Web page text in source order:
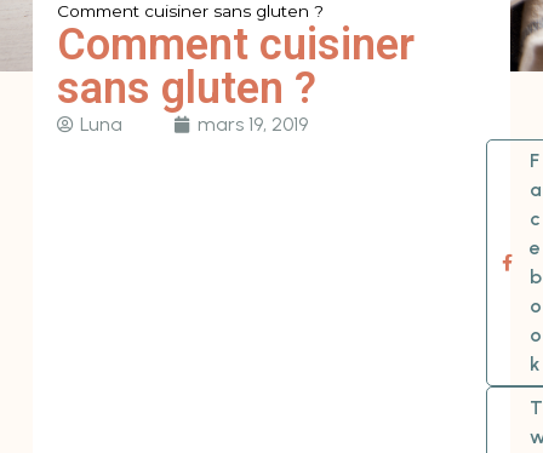
Comment cuisiner sans gluten ?
Comment cuisiner
sans gluten ?
Luna mars 19, 2019
F
a
c
e
b
o
o
k
T